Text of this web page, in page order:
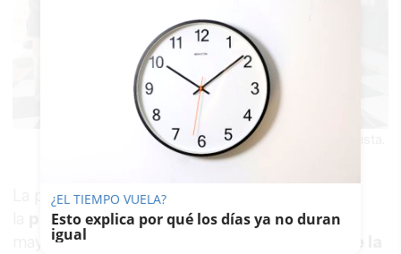
Presentación de la Vuelta Ciclista.
La provincia de Cádiz será protagonista en
primera etapaque se disputará el día 18 de
mayo,con meta en la localidad de Zahara de la
¿EL TIEMPO VUELA?
Esto explica por qué los días ya no duran
igual